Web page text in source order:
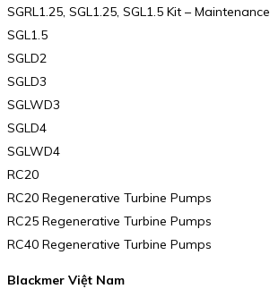
SGRL1.25, SGL1.25, SGL1.5 Kit –
SGL1.5
SGLD2
SGLD3
SGLWD3
SGLD4
SGLWD4
RC20
RC20 Regenerative Turbine Pumps
RC25 Regenerative Turbine Pumps
RC40 Regenerative Turbine Pumps
Blackmer Việt Nam